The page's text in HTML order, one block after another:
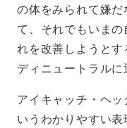
の体をみられて嫌
て、それでもいま
れを改善しようと
ディニュートラルに
アイキャッチ・ヘ
いうわかりやすい